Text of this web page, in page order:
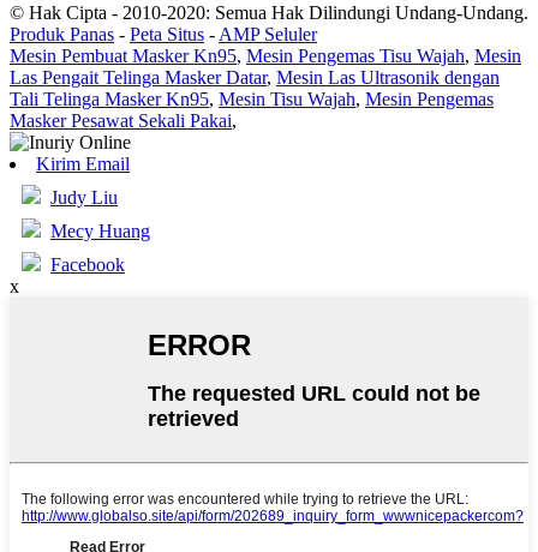
© Hak Cipta - 2010-2020: Semua Hak Dilindungi Undang-Undang.
Produk Panas - Peta Situs - AMP Seluler
Mesin Pembuat Masker Kn95, Mesin Pengemas Tisu Wajah, Mesin
Las Pengait Telinga Masker Datar, Mesin Las Ultrasonik dengan
Tali Telinga Masker Kn95, Mesin Tisu Wajah, Mesin Pengemas
Masker Pesawat Sekali Pakai,
Kirim Email
Judy Liu
Mecy Huang
Facebook
x